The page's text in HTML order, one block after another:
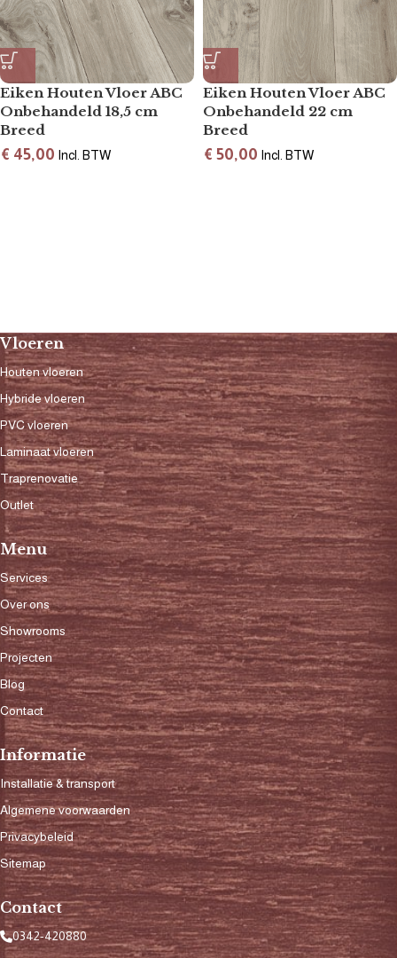
Eiken Houten Vloer ABC
Onbehandeld 18,5 cm
Breed
€ 45,00 Incl. BTW
Eiken Houten Vloer ABC
Onbehandeld 22 cm
Breed
€ 50,00 Incl. BTW
Vloeren
Houten vloeren
Hybride vloeren
PVC vloeren
Laminaat vloeren
Traprenovatie
Outlet
Menu
Services
Over ons
Showrooms
Projecten
Blog
Contact
Informatie
Installatie & transport
Algemene voorwaarden
Privacybeleid
Sitemap
Contact
0342-420880